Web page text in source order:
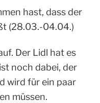
hast, dass der
(28.03.-04.04.)
Der Lidl hat es
noch dabei, der
wird für ein paar
müssen.